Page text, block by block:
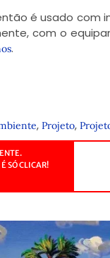
é usado com
com o
.
, Projeto,
SÓ CLICAR!